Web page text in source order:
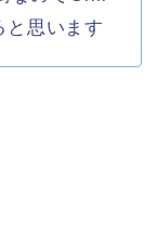
と思います